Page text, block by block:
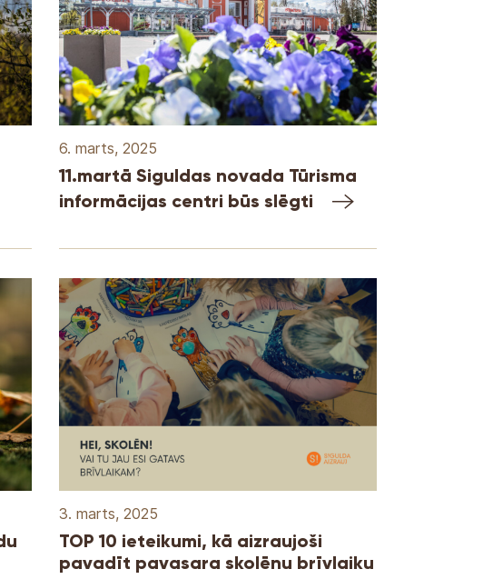
6. marts, 2025
11.martā Siguldas novada Tūrisma
informācijas centri būs slēgti
3. marts, 2025
TOP 10 ieteikumi, kā aizraujoši
pavadīt pavasara skolēnu brīvlaiku